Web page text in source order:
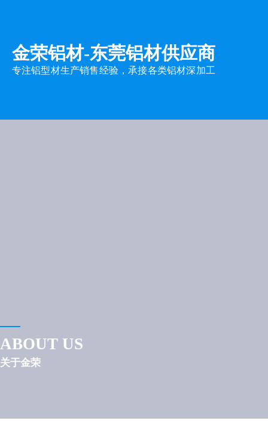
金荣铝材-东莞铝材供应商
专注铝型材生产销售经验，承接各类铝材深加工
ABOUT US
关于金荣